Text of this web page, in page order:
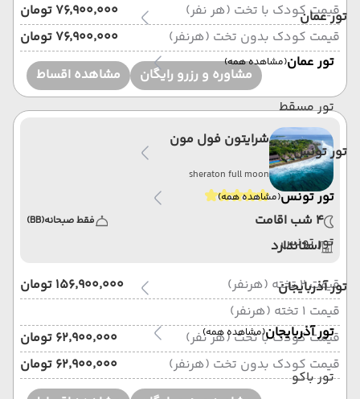
تور عمان
تور عمان(مشاهده همه)
تور مسقط
تور تونس
تور تونس(مشاهده همه)
تور تونس
تور آذربایجان
تور آذربایجان(مشاهده همه)
تور باکو
قیمت کودک با تخت (هر نفر)
۷۶٬۹۰۰٬۰۰۰ تومان
قیمت کودک بدون تخت (هرنفر)
۷۶٬۹۰۰٬۰۰۰ تومان
مشاوره و رزرو رایگان
مشاهده اقساط
شرایتون فول مون
sheraton full moon
4 شب اقامت فقط صبحانه(BB)
استاندارد
قیمت 2 تخته (هرنفر)
۱۵۶٬۹۰۰٬۰۰۰ تومان
قیمت 1 تخته (هرنفر)
قیمت کودک با تخت (هر نفر)
۶۲٬۹۰۰٬۰۰۰ تومان
قیمت کودک بدون تخت (هرنفر)
۶۲٬۹۰۰٬۰۰۰ تومان